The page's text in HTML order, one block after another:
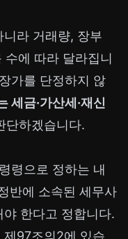
라 거래량, 장부
에 따라 달라집니
가를 단정하지 않
세금·가산세·재신
단하겠습니다.
령으로 정하는 내
반에 소속된 세무사
야 한다고 정합니다.